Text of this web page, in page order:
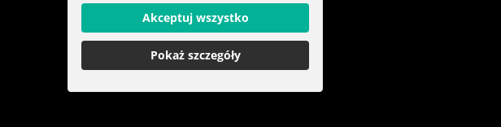
Akceptuj wszystko
Pokaż szczegóły